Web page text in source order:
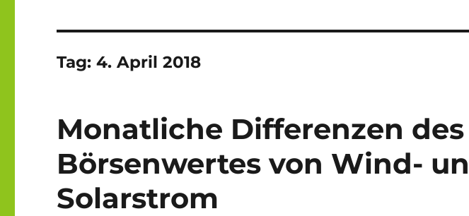
Tag:4. April 2018
Monatliche Differenzen des
Börsenwertes von Wind-
Solarstrom